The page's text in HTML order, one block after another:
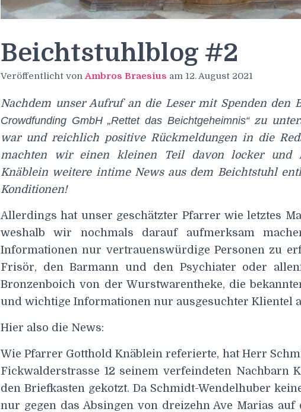
Beichtstuhlblog #2
Veröffentlicht von Ambros Braesius am 12. August 2021
Nachdem unser Aufruf an die Leser mit Spenden den
Crowdfunding GmbH „Rettet das Beichtgeheimnis“zu
war und reichlich positive Rückmeldungen in die
machten wir einen kleinen Teil davon locker und
Knäblein weitere intime News aus dem Beichtstuhl
Konditionen!
Allerdings hat unser geschätzter Pfarrer wie letztes
weshalb wir nochmals darauf aufmerksam
Informationen nur vertrauenswürdige Personen zu
Frisör, den Barmann und den Psychiater oder
Bronzenboich von der Wurstwarentheke, die
und wichtige Informationen nur ausgesuchter Klientel
Hier also die News:
Wie Pfarrer Gotthold Knäblein referierte, hat Herr
Fickwalderstrasse 12 seinem verfeindeten Nachbarn
den Briefkasten gekotzt. Da Schmidt-Wendelhuber
nur gegen das Absingen von dreizehn Ave Marias auf